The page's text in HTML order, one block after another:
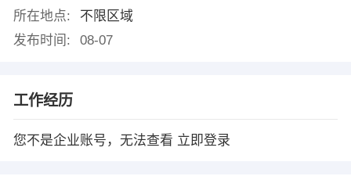
所在地点:
不限区域
发布时间:
08-07
工作经历
您不是企业账号，无法查看 立即登录